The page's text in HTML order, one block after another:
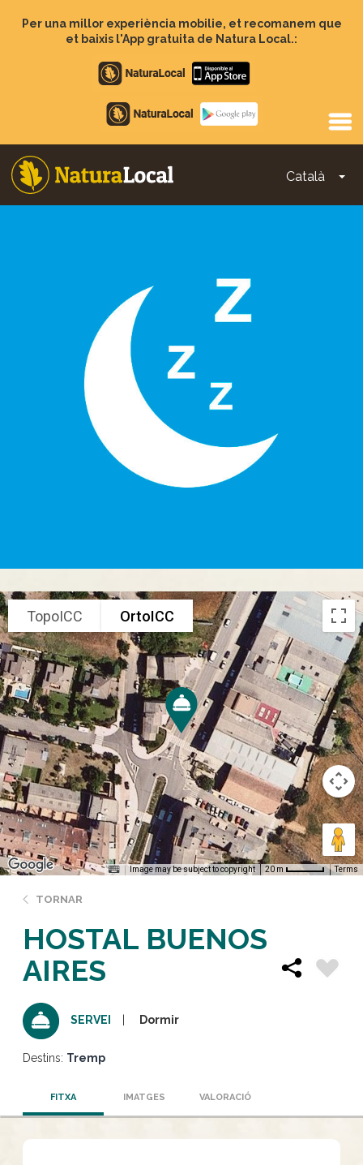
Per una millor experiència mobilie, et recomanem que
et baixis l'App gratuita de Natura Local.:
Apple
store
Google
Play
Català
Main
TopoICC OrtoICC
Image may be subject to copyright 20 m Terms
TORNAR
HOSTAL BUENOS
AIRES
SERVEI Dormir
Destins: Tremp
FITXA IMATGES VALORACIÓ